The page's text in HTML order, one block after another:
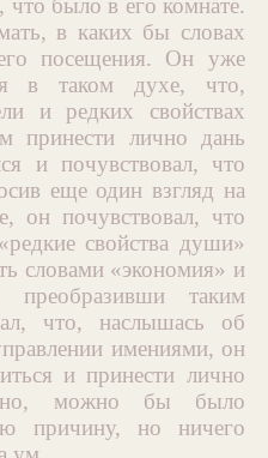
что было в его комнате.
в каких бы словах
посещения. Он уже
в таком духе, что,
и редких свойствах
принести лично дань
и почувствовал, что
еще один взгляд на
он почувствовал, что
свойства души»
словами «экономия» и
таким
что, наслышась об
имениями, он
и принести лично
можно бы было
причину, но ничего